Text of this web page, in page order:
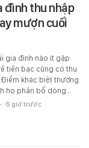
đình thu nhập
mượn cuối
gia đình nào ít gặp
tiền bạc cũng có thu
khác biệt thường
họ phân bổ dòng…
- 6 giờ trước